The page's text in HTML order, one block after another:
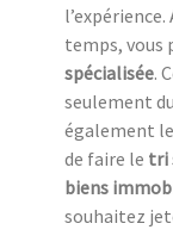
temps, vous
spécialisée.
seulement du
également le
de faire le tri
biens
souhaitez